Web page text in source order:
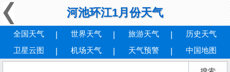
河池环江1月份天气
全国天气 世界天气 旅游天气
历史天气
卫星云图
机场天气 天气预警 中国地图